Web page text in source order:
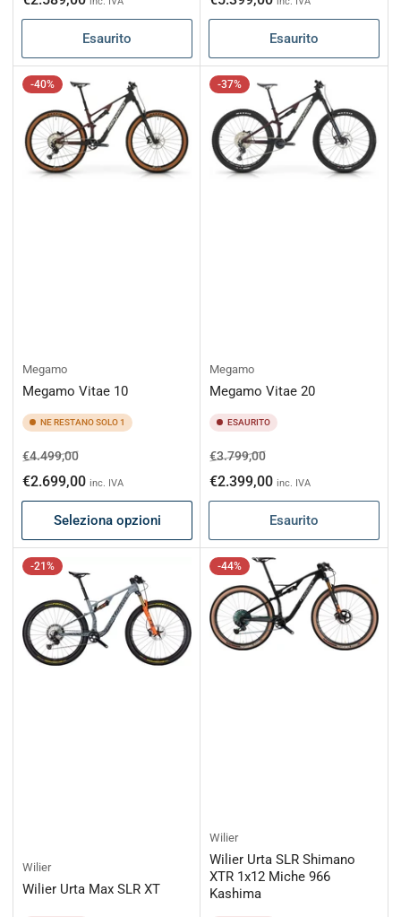
listino
Esaurito
listino
Esaurito
-40%
Megamo
Megamo Vitae 10
NE RESTANO SOLO 1
Prezzo
di
listino
€4.499,00Prezzo
scontato
€2.699,00 inc. IVA
Seleziona opzioni
-37%
Megamo
Megamo Vitae 20
ESAURITO
Prezzo
di
listino
€3.799,00Prezzo
scontato
€2.399,00 inc. IVA
Esaurito
-21%
Wilier
Wilier Urta Max SLR XT
-44%
Wilier
Wilier Urta SLR Shimano
XTR 1x12 Miche 966
Kashima